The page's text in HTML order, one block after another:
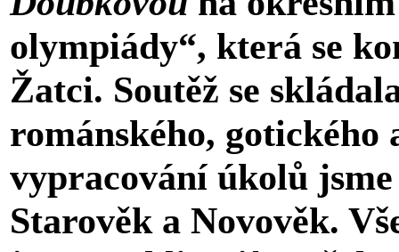
olympiády“, která se
Žatci. Soutěž se
románského, gotického
vypracování úkolů
Starověk a Novověk.